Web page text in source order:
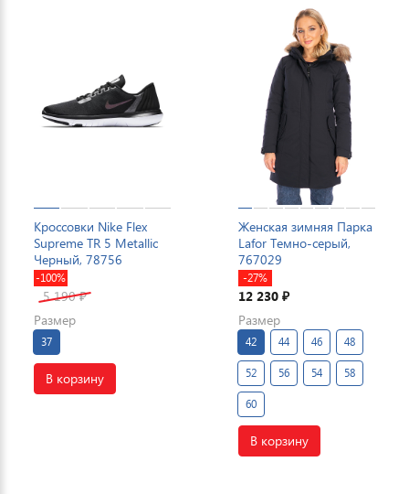
Кроссовки Nike Flex
Supreme TR 5 Metallic
Черный, 78756
-100%
5 190₽
Размер
37
В корзину
Женская зимняя Парка
Lafor Темно-серый,
767029
-27%
12 230 ₽
Размер
42 44 46 48
52 56 54 58
60
В корзину